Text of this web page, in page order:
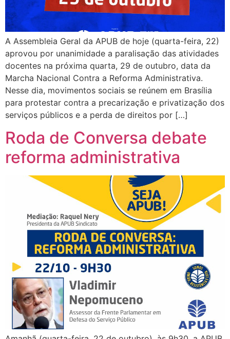
A Assembleia Geral da APUB de hoje (quarta-feira, 22)
aprovou por unanimidade a paralisação das atividades
docentes na próxima quarta, 29 de outubro, data da
Marcha Nacional Contra a Reforma Administrativa.
Nesse dia, movimentos sociais se reúnem em Brasília
para protestar contra a precarização e privatização dos
serviços públicos e a perda de direitos por […]
Roda de Conversa debate
reforma administrativa